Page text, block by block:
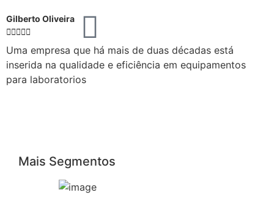
Gilberto Oliveira

Uma empresa que há mais de duas décadas está
inserida na qualidade e eficiência em equipamentos
para laboratorios
Mais Segmentos